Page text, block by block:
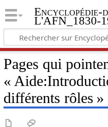
Encyclopédie-
L'AFN_1830-
Pages qui
«
différents rôles »